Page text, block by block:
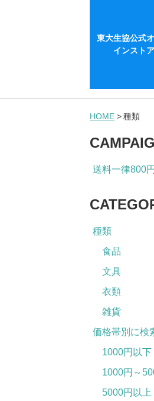
東大生協公式
インストア
HOME 種類
送料一律800
種類
食品
文具
衣類
雑貨
価格帯別に検
1000円以下
1000円～
5000円以上